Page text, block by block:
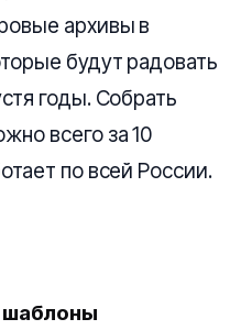
архивы в
будут радовать
годы. Собрать
всего за 10
по всей России.
шаблоны